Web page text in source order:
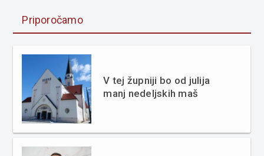
Priporočamo
V tej župniji bo od julija
manj nedeljskih maš